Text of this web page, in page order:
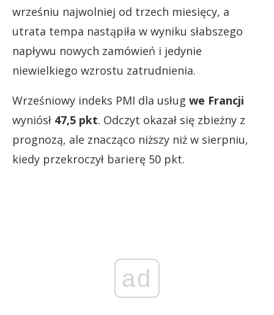
wrześniu najwolniej od trzech miesięcy, a
utrata tempa nastąpiła w wyniku słabszego
napływu nowych zamówień i jedynie
niewielkiego wzrostu zatrudnienia.
Wrześniowy indeks PMI dla usług we Francji
wyniósł 47,5 pkt. Odczyt okazał się zbieżny z
prognozą, ale znacząco niższy niż w sierpniu,
kiedy przekroczył barierę 50 pkt.
ad